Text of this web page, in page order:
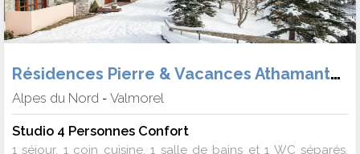
Résidences Pierre & Vacances Athamante et Valériane
Alpes du Nord - Valmorel
Studio 4 Personnes Confort
1 séjour, 1 coin cuisine, 1 salle de bains et 1 WC séparés.